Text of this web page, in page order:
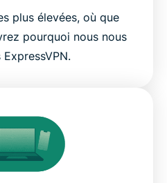
plus élevées, où que
pourquoi nous nous